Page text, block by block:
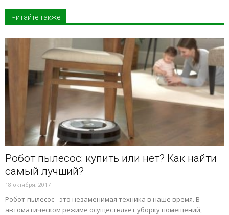
Читайте также
Робот пылесос: купить или нет? Как найти
самый лучший?
18 октября, 2017
Робот-пылесос - это незаменимая техника в наше время. В
автоматическом режиме осуществляет уборку помещений,